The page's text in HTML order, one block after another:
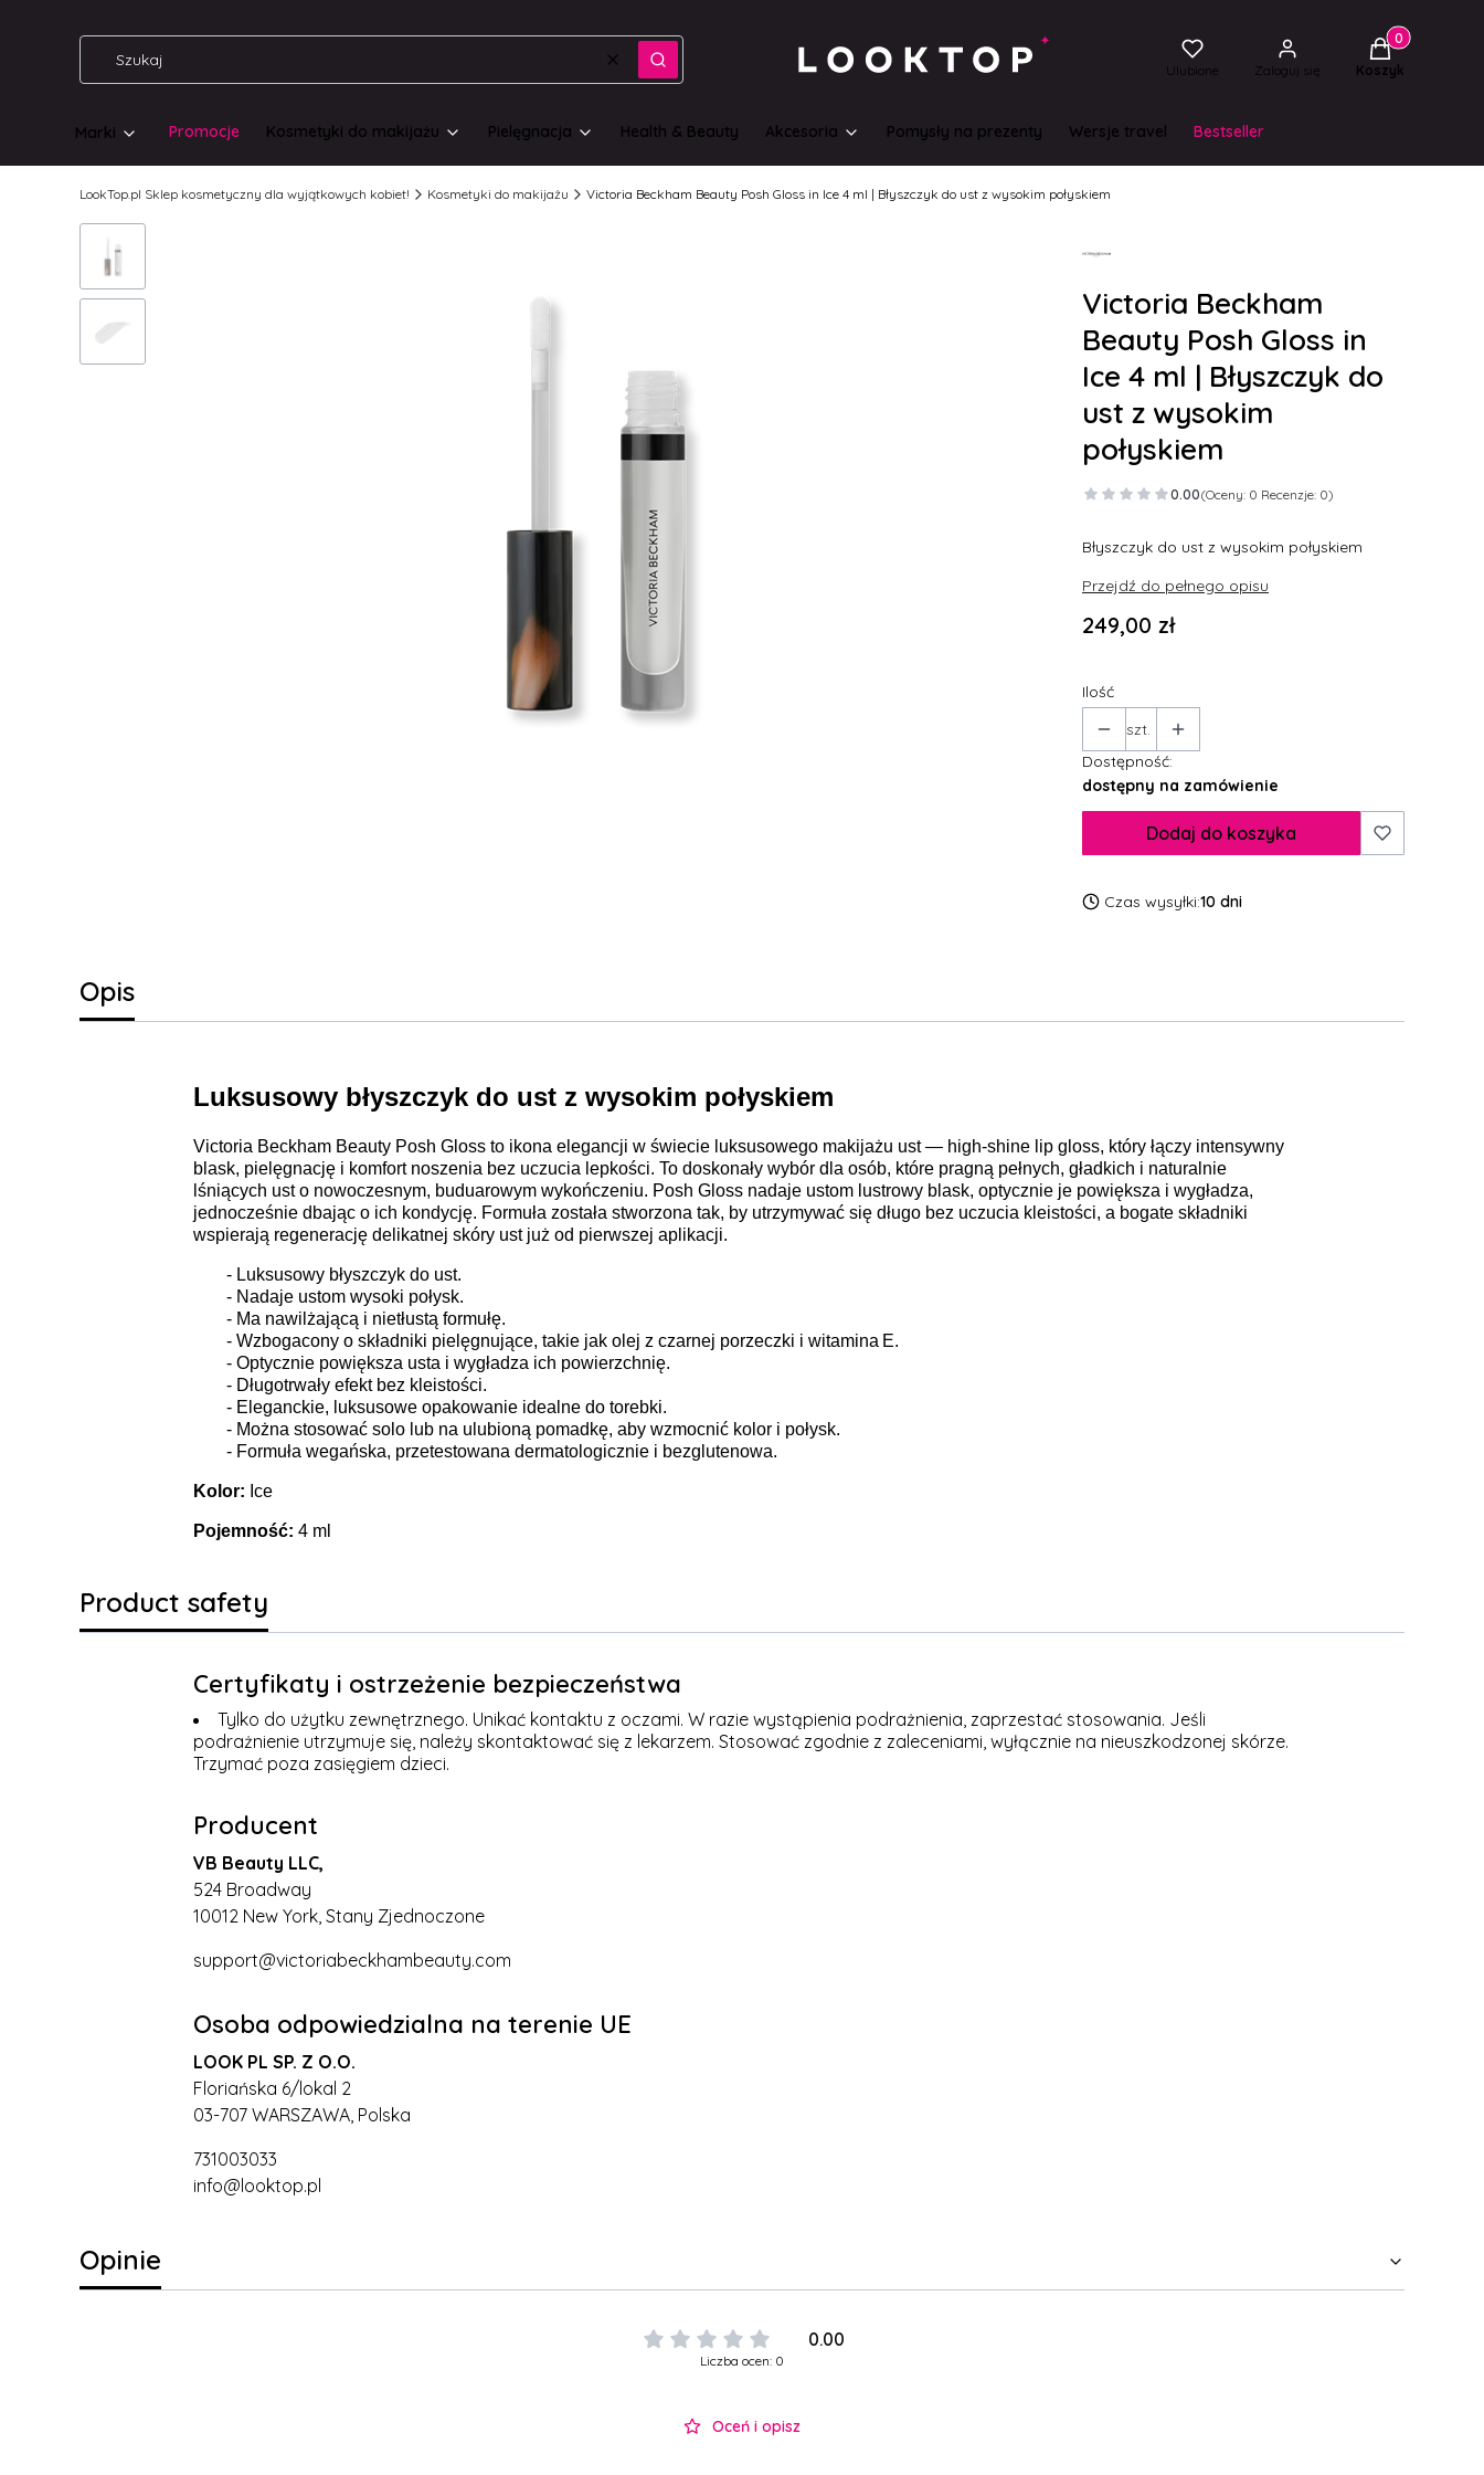
WyczyśćSzukaj Ulubione Zaloguj się
Produkty w
Koszyk
Marki Promocje Kosmetyki do makijażu Pielęgnacja Health & Beauty Akcesoria Pomysły na prezenty Wersje travel Bestseller
LookTop.pl Sklep kosmetyczny dla wyjątkowych kobiet! Kosmetyki do makijażu Victoria Beckham Beauty Posh Gloss in Ice 4 ml | Błyszczyk do ust z wysokim połyskiem
Victoria Beckham
Beauty Posh Gloss in
Ice 4 ml | Błyszczyk do
ust z wysokim
połyskiem
0.00(Oceny: 0 Recenzje: 0)
Błyszczyk do ust z wysokim połyskiem
Przejdź do pełnego opisu
Cena
249,00 zł
Ilość
szt.
Dostępność:
dostępny na zamówienie
Dodaj do koszyka
Czas wysyłki:10 dni
Opis
Luksusowy błyszczyk do ust z wysokim połyskiem
Victoria Beckham Beauty Posh Gloss to ikona elegancji w świecie luksusowego makijażu ust — high‑shine lip gloss, który łączy intensywny
blask, pielęgnację i komfort noszenia bez uczucia lepkości. To doskonały wybór dla osób, które pragną pełnych, gładkich i naturalnie
lśniących ust o nowoczesnym, buduarowym wykończeniu. Posh Gloss nadaje ustom lustrowy blask, optycznie je powiększa i wygładza,
jednocześnie dbając o ich kondycję. Formuła została stworzona tak, by utrzymywać się długo bez uczucia kleistości, a bogate składniki
wspierają regenerację delikatnej skóry ust już od pierwszej aplikacji.
- Luksusowy błyszczyk do ust.
- Nadaje ustom wysoki połysk.
- Ma nawilżającą i nietłustą formułę.
- Wzbogacony o składniki pielęgnujące, takie jak olej z czarnej porzeczki i witamina E.
- Optycznie powiększa usta i wygładza ich powierzchnię.
- Długotrwały efekt bez kleistości.
- Eleganckie, luksusowe opakowanie idealne do torebki.
- Można stosować solo lub na ulubioną pomadkę, aby wzmocnić kolor i połysk.
- Formuła wegańska, przetestowana dermatologicznie i bezglutenowa.
Kolor: Ice
Pojemność: 4 ml
Product safety
Certyfikaty i ostrzeżenie bezpieczeństwa
Tylko do użytku zewnętrznego. Unikać kontaktu z oczami. W razie wystąpienia podrażnienia, zaprzestać stosowania. Jeśli
podrażnienie utrzymuje się, należy skontaktować się z lekarzem. Stosować zgodnie z zaleceniami, wyłącznie na nieuszkodzonej skórze.
Trzymać poza zasięgiem dzieci.
Producent
VB Beauty LLC,
524 Broadway
10012 New York, Stany Zjednoczone
support@victoriabeckhambeauty.com
Osoba odpowiedzialna na terenie UE
LOOK PL SP. Z O.O.
Floriańska 6/lokal 2
03-707 WARSZAWA, Polska
731003033
info@looktop.pl
Opinie
0.00
Liczba ocen: 0
Oceń i opisz